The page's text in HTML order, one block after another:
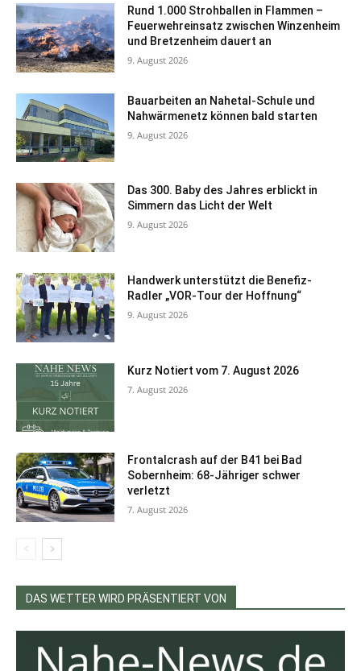
Rund 1.000 Strohballen in Flammen –
Feuerwehreinsatz zwischen Winzenheim
und Bretzenheim dauert an
9. August 2026
Bauarbeiten an Nahetal-Schule und
Nahwärmenetz können bald starten
9. August 2026
Das 300. Baby des Jahres erblickt in
Simmern das Licht der Welt
9. August 2026
Handwerk unterstützt die Benefiz-
Radler „VOR-Tour der Hoffnung“
9. August 2026
Kurz Notiert vom 7. August 2026
7. August 2026
Frontalcrash auf der B41 bei Bad
Sobernheim: 68-Jähriger schwer
verletzt
7. August 2026
DAS WETTER WIRD PRÄSENTIERT VON